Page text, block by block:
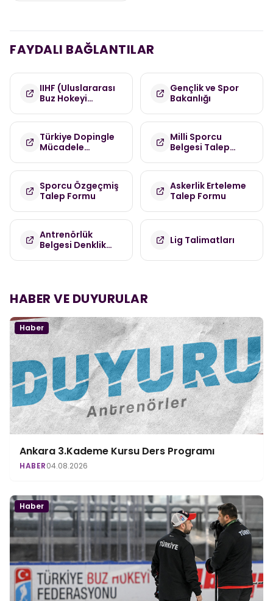
FAYDALI BAĞLANTILAR
IIHF (Uluslararası
Buz Hokeyi
Gençlik ve Spor
Bakanlığı
Türkiye Dopingle
Mücadele
(TDMK)
Milli Sporcu
Belgesi Talep
Sporcu Özgeçmiş
Talep Formu
Askerlik Erteleme
Talep Formu
Antrenörlük
Belgesi Denklik
Lig Talimatları
HABER VE DUYURULAR
Haber
Ankara 3.Kademe Kursu Ders Programı
HABER04.08.2026
Haber